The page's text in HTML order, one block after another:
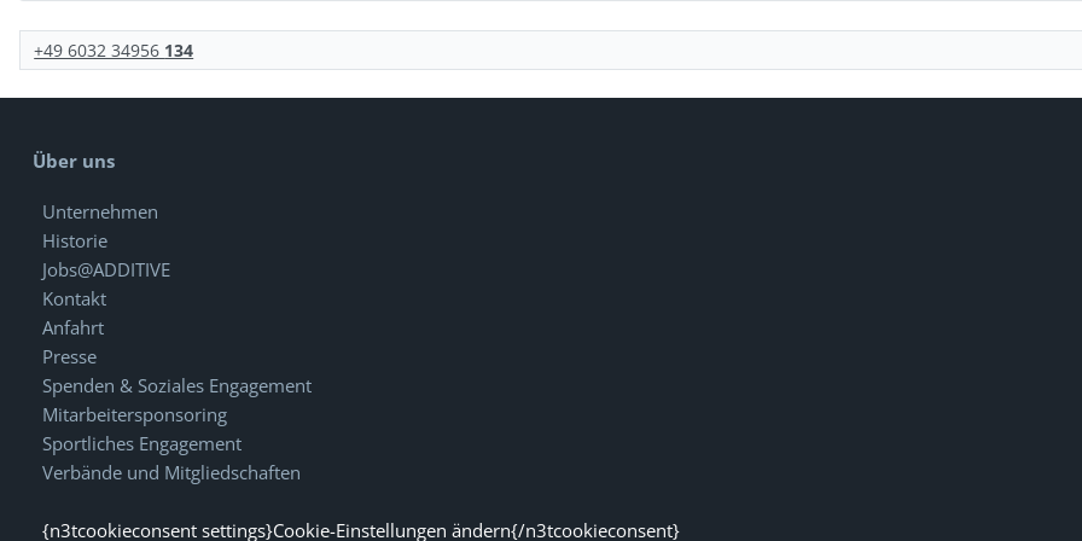
+49 6032 34956 134
Über uns
Unternehmen
Historie
Jobs@ADDITIVE
Kontakt
Anfahrt
Presse
Spenden & Soziales Engagement
Mitarbeitersponsoring
Sportliches Engagement
Verbände und Mitgliedschaften
{n3tcookieconsent settings}Cookie-Einstellungen ändern{/n3tcookieconsent}